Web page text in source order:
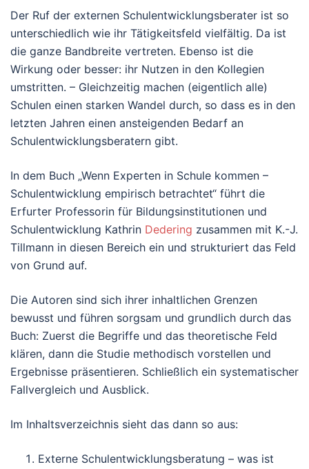
Der Ruf der externen Schulentwicklungsberater ist so
unterschiedlich wie ihr Tätigkeitsfeld vielfältig. Da ist
die ganze Bandbreite vertreten. Ebenso ist die
Wirkung oder besser: ihr Nutzen in den Kollegien
umstritten. – Gleichzeitig machen (eigentlich alle)
Schulen einen starken Wandel durch, so dass es in den
letzten Jahren einen ansteigenden Bedarf an
Schulentwicklungsberatern gibt.
In dem Buch „Wenn Experten in Schule kommen –
Schulentwicklung empirisch betrachtet“ führt die
Erfurter Professorin für Bildungsinstitutionen und
Schulentwicklung Kathrin Dedering zusammen mit K.-J.
Tillmann in diesen Bereich ein und strukturiert das Feld
von Grund auf.
Die Autoren sind sich ihrer inhaltlichen Grenzen
bewusst und führen sorgsam und grundlich durch das
Buch: Zuerst die Begriffe und das theoretische Feld
klären, dann die Studie methodisch vorstellen und
Ergebnisse präsentieren. Schließlich ein systematischer
Fallvergleich und Ausblick.
Im Inhaltsverzeichnis sieht das dann so aus:
Externe Schulentwicklungsberatung – was ist